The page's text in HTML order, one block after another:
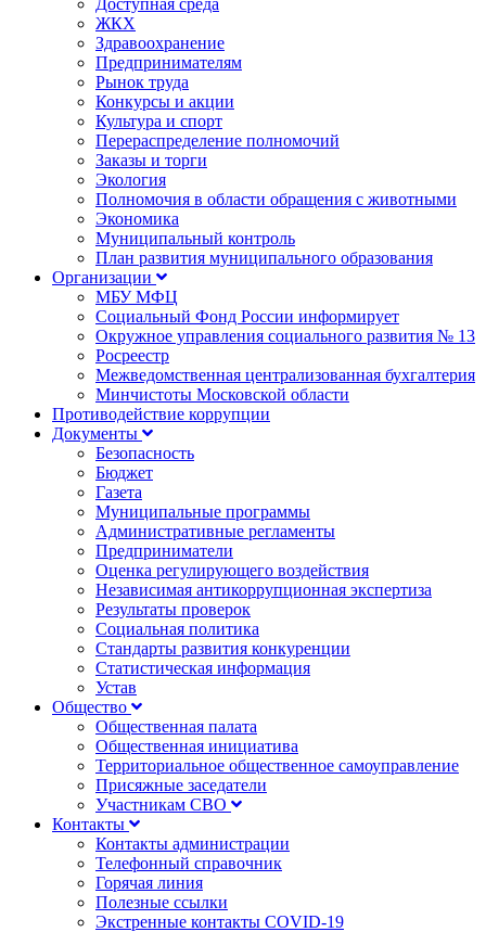
Доступная среда
ЖКХ
Здравоохранение
Предпринимателям
Рынок труда
Конкурсы и акции
Культура и спорт
Перераспределение полномочий
Заказы и торги
Экология
Полномочия в области обращения с животными
Экономика
Муниципальный контроль
План развития муниципального образования
Организации
МБУ МФЦ
Социальный Фонд России информирует
Окружное управления социального развития № 13
Росреестр
Межведомственная централизованная бухгалтерия
Минчистоты Московской области
Противодействие коррупции
Документы
Безопасность
Бюджет
Газета
Муниципальные программы
Административные регламенты
Предприниматели
Оценка регулирующего воздействия
Независимая антикоррупционная экспертиза
Результаты проверок
Социальная политика
Стандарты развития конкуренции
Статистическая информация
Устав
Общество
Общественная палата
Общественная инициатива
Территориальное общественное самоуправление
Присяжные заседатели
Участникам СВО
Контакты
Контакты администрации
Телефонный справочник
Горячая линия
Полезные ссылки
Экстренные контакты COVID-19